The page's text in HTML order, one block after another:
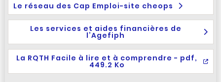
Le réseau des Cap Emploi-site cheops
Les services et aides financières de
l’Agefiph
La RQTH Facile à lire et à comprendre - pdf,
449.2 Ko